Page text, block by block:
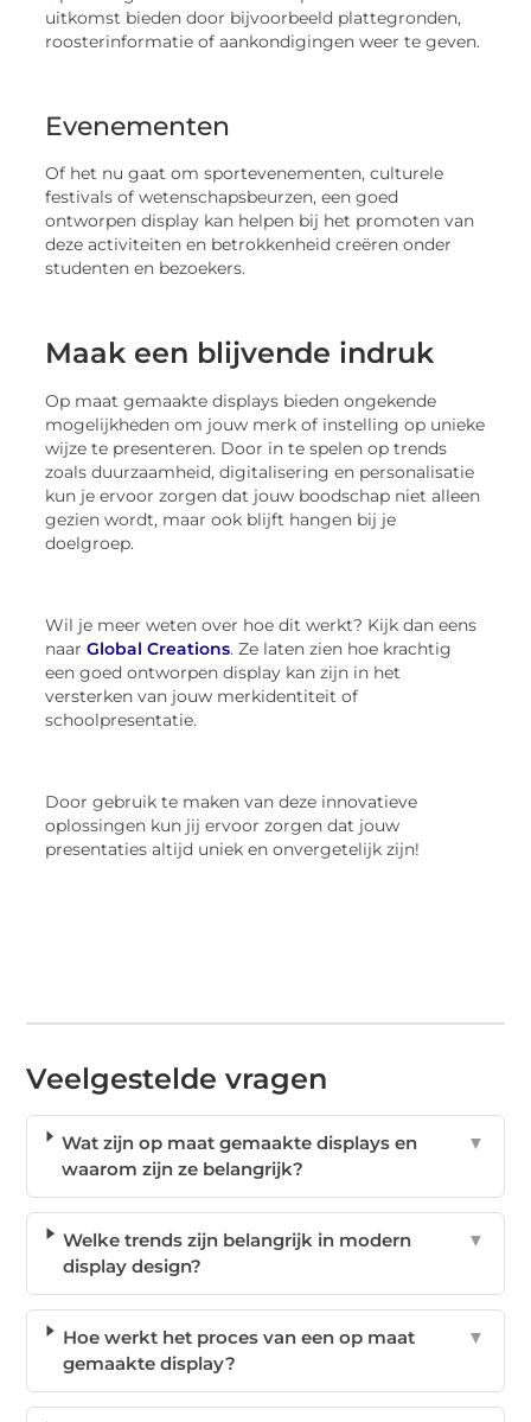
uitkomst bieden door bijvoorbeeld plattegronden,
roosterinformatie of aankondigingen weer te geven.
Evenementen
Of het nu gaat om sportevenementen, culturele
festivals of wetenschapsbeurzen, een goed
ontworpen display kan helpen bij het promoten van
deze activiteiten en betrokkenheid creëren onder
studenten en bezoekers.
Maak een blijvende indruk
Op maat gemaakte displays bieden ongekende
mogelijkheden om jouw merk of instelling op unieke
wijze te presenteren. Door in te spelen op trends
zoals duurzaamheid, digitalisering en personalisatie
kun je ervoor zorgen dat jouw boodschap niet alleen
gezien wordt, maar ook blijft hangen bij je
doelgroep.
Wil je meer weten over hoe dit werkt? Kijk dan eens
naarGlobal Creations. Ze laten zien hoe krachtig
een goed ontworpen display kan zijn in het
versterken van jouw merkidentiteit of
schoolpresentatie.
Door gebruik te maken van deze innovatieve
oplossingen kun jij ervoor zorgen dat jouw
presentaties altijd uniek en onvergetelijk zijn!
Veelgestelde vragen
Wat zijn op maat gemaakte displays en
waarom zijn ze belangrijk?
▼
Welke trends zijn belangrijk in modern
display design?
▼
Hoe werkt het proces van een op maat
gemaakte display?
▼